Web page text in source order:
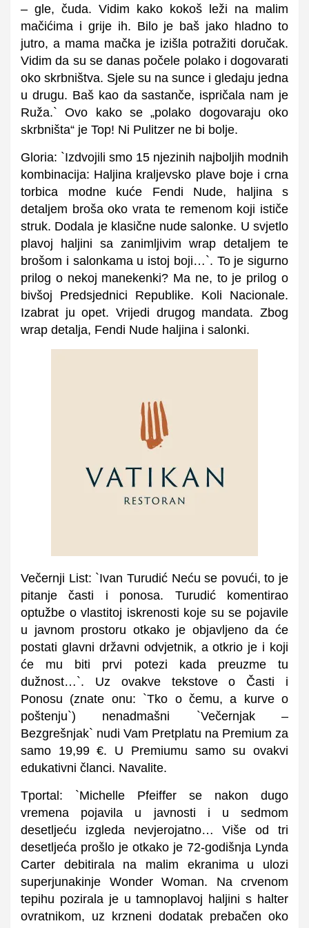
– gle, čuda. Vidim kako kokoš leži na malim
mačićima i grije ih. Bilo je baš jako hladno to
jutro, a mama mačka je izišla potražiti doručak.
Vidim da su se danas počele polako i dogovarati
oko skrbništva. Sjele su na sunce i gledaju jedna
u drugu. Baš kao da sastanče, ispričala nam je
Ruža.` Ovo kako se „polako dogovaraju oko
skrbništa“ je Top! Ni Pulitzer ne bi bolje.
Gloria: `Izdvojili smo 15 njezinih najboljih modnih
kombinacija: Haljina kraljevsko plave boje i crna
torbica modne kuće Fendi Nude, haljina s
detaljem broša oko vrata te remenom koji ističe
struk. Dodala je klasične nude salonke. U svjetlo
plavoj haljini sa zanimljivim wrap detaljem te
brošom i salonkama u istoj boji…`. To je sigurno
prilog o nekoj manekenki? Ma ne, to je prilog o
bivšoj Predsjednici Republike. Koli Nacionale.
Izabrat ju opet. Vrijedi drugog mandata. Zbog
wrap detalja, Fendi Nude haljina i salonki.
Večernji List: `Ivan Turudić Neću se povući, to je
pitanje časti i ponosa. Turudić komentirao
optužbe o vlastitoj iskrenosti koje su se pojavile
u javnom prostoru otkako je objavljeno da će
postati glavni državni odvjetnik, a otkrio je i koji
će mu biti prvi potezi kada preuzme tu
dužnost…`. Uz ovakve tekstove o Časti i
Ponosu (znate onu: `Tko o čemu, a kurve o
poštenju`) nenadmašni `Večernjak –
Bezgrešnjak` nudi Vam Pretplatu na Premium za
samo 19,99 €. U Premiumu samo su ovakvi
edukativni članci. Navalite.
Tportal: `Michelle Pfeiffer se nakon dugo
vremena pojavila u javnosti i u sedmom
desetljeću izgleda nevjerojatno… Više od tri
desetljeća prošlo je otkako je 72-godišnja Lynda
Carter debitirala na malim ekranima u ulozi
superjunakinje Wonder Woman. Na crvenom
tepihu pozirala je u tamnoplavoj haljini s halter
ovratnikom, uz krzneni dodatak prebačen oko